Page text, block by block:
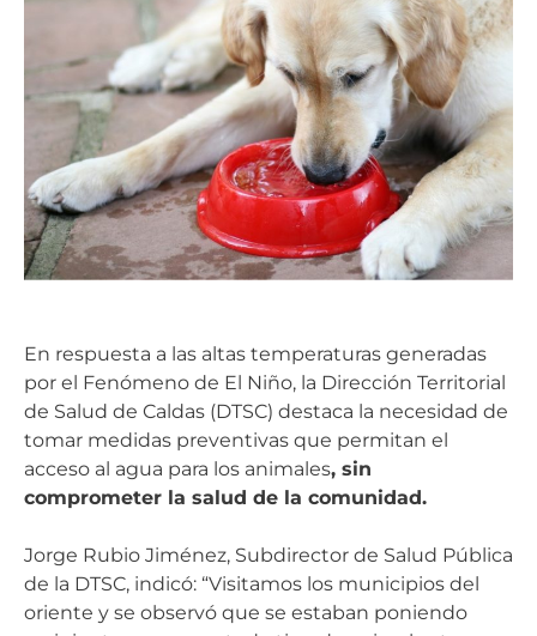
En respuesta a las altas temperaturas generadas
por el Fenómeno de El Niño, la Dirección Territorial
de Salud de Caldas (DTSC) destaca la necesidad de
tomar medidas preventivas que permitan el
acceso al agua para los animales, sin
comprometer la salud de la comunidad.
Jorge Rubio Jiménez, Subdirector de Salud Pública
de la DTSC, indicó: “Visitamos los municipios del
oriente y se observó que se estaban poniendo